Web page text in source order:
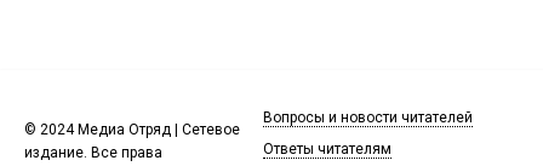
© 2024 Медиа Отряд | Сетевое
издание. Все права
Вопросы и новости читателей
Ответы читателям